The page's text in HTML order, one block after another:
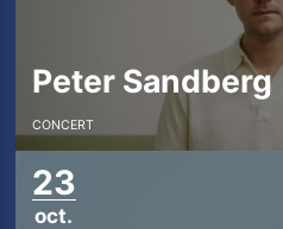
Peter Sandberg
CONCERT
23
oct.